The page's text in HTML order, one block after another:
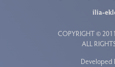
ilia-
COPYRIGHT ©
ALL
Developed